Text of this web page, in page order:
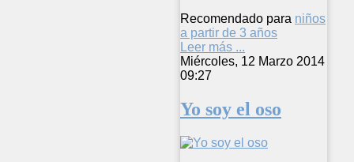
Recomendado para niños
a partir de 3 años
Leer más ...
Miércoles, 12 Marzo 2014
09:27
Yo soy el oso